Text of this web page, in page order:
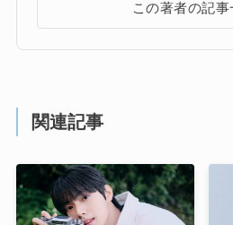
この著者の記事
関連記事